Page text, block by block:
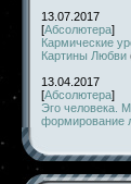
13.07.2017
[Абсолютера]
Кармические
Картины Любви
13.04.2017
[Абсолютера]
Эго человека.
формирование